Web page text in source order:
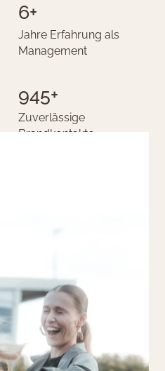
6+
Jahre Erfahrung als
Management
994+
Zuverlässige
Brandkontakte